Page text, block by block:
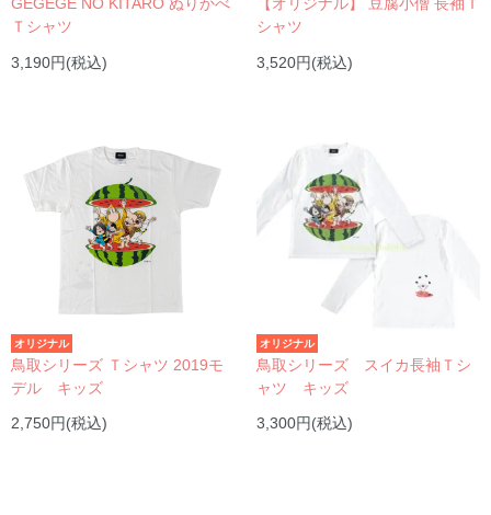
GEGEGE NO KITARO ぬりかべ
Ｔシャツ
3,190円(税込)
【オリジナル】 豆腐小僧 長袖Ｔ
シャツ
3,520円(税込)
オリジナル
鳥取シリーズ Ｔシャツ 2019モ
デル キッズ
2,750円(税込)
オリジナル
鳥取シリーズ スイカ長袖Ｔシ
ャツ キッズ
3,300円(税込)